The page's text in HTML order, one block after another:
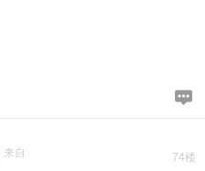
74楼
自